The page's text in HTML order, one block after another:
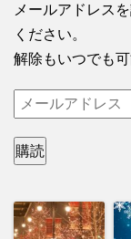
メールアドレス
ください。
解除もいつでも可
メ
ル
ド
レ
購読